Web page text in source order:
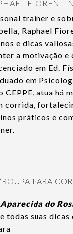
trainer e
Raphael
e dicas
a motivação e
em Ed.
em
CEPPE, atua há
corrida,
práticos e
ROUPA PARA
do
todas suas dicas